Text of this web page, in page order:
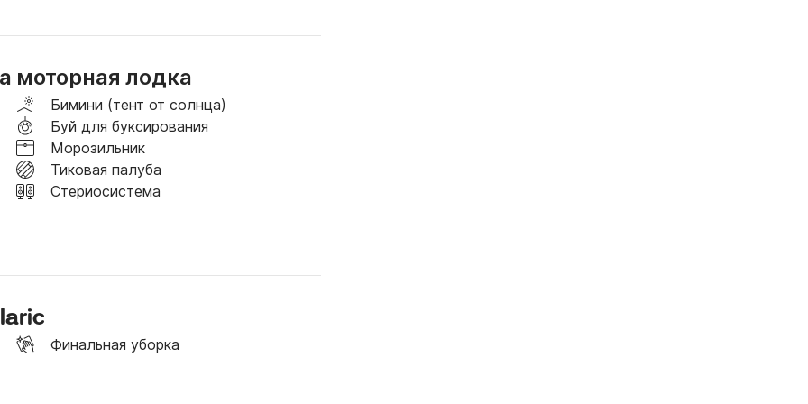
мне сообщение, просто укажите
всего. Из этой части Далмации перед
посещения. Острова Хвар, Брач ​​или Вис
включает расходы на топливо и
моторная лодка
Бимини (тент от солнца)
Буй для буксирования
Морозильник
Тиковая палуба
Стериосистема
Финальная уборка